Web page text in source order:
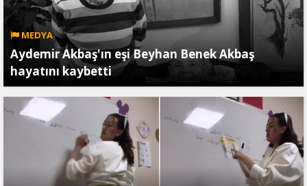
MEDYA
Aydemir Akbaş'ın eşi Beyhan Benek Akbaş
hayatını kaybetti